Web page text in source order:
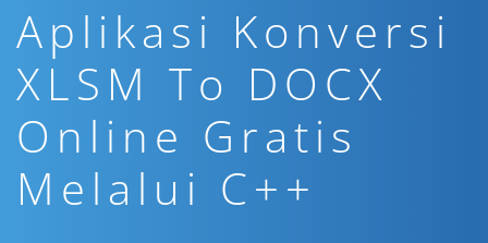
Aplikasi Konversi
XLSM To DOCX
Online Gratis
Melalui C++